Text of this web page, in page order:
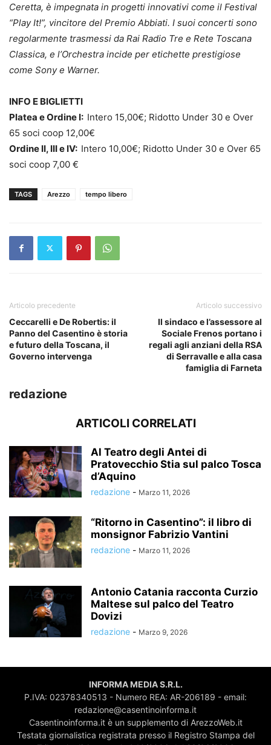
Ceretta, è impegnata in progetti innovativi come il Festival
“Play It!”, vincitore del Premio Abbiati. I suoi concerti sono
regolarmente trasmessi da Rai Radio Tre e Rete Toscana
Classica, e l’Orchestra incide per etichette prestigiose
come Sony e Warner.
INFO E BIGLIETTI
Platea e Ordine I: Intero 15,00€; Ridotto Under 30 e Over
65 soci coop 12,00€
Ordine II, III e IV: Intero 10,00€; Ridotto Under 30 e Over 65
soci coop 7,00 €
TAGS Arezzo tempo libero
Articolo precedente
Ceccarelli e De Robertis: il
Panno del Casentino è storia
e futuro della Toscana, il
Governo intervenga
Articolo successivo
Il sindaco e l’assessore al
Sociale Frenos portano i
regali agli anziani della RSA
di Serravalle e alla casa
famiglia di Farneta
redazione
ARTICOLI CORRELATI
Al Teatro degli Antei di
Pratovecchio Stia sul palco Tosca
d’Aquino
redazione - Marzo 11, 2026
“Ritorno in Casentino”: il libro di
monsignor Fabrizio Vantini
redazione - Marzo 11, 2026
Antonio Catania racconta Curzio
Maltese sul palco del Teatro
Dovizi
redazione - Marzo 9, 2026
INFORMA MEDIA S.R.L.
P.IVA: 02378340513 - Numero REA: AR-206189 - email:
redazione@casentinoinforma.it
Casentinoinforma.it è un supplemento di ArezzoWeb.it
Testata giornalistica registrata presso il Registro Stampa del